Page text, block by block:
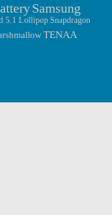
ยดดังกล่าวนั้นได้ถุกโพสลงบนหน้า
C7 Pro เป็นรุ่นใหม่ของทาง
ออกมาเลย […]
อย่าง Geekbench นั้นได้ปรากฏ
Galaxy C7 ออกมาให้เหล่า
างเดือนพฤศจิกายนที่ผ่านมานั้น
รุ่นใหม่อย่าง Samsung Galaxy
Samsung
5.1 Lollipop Snapdragon
TENAA